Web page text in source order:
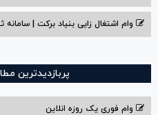
وام اشتغال زایی بنیاد برکت |
پربازدیدترین
وام فوری یک روزه انلاین